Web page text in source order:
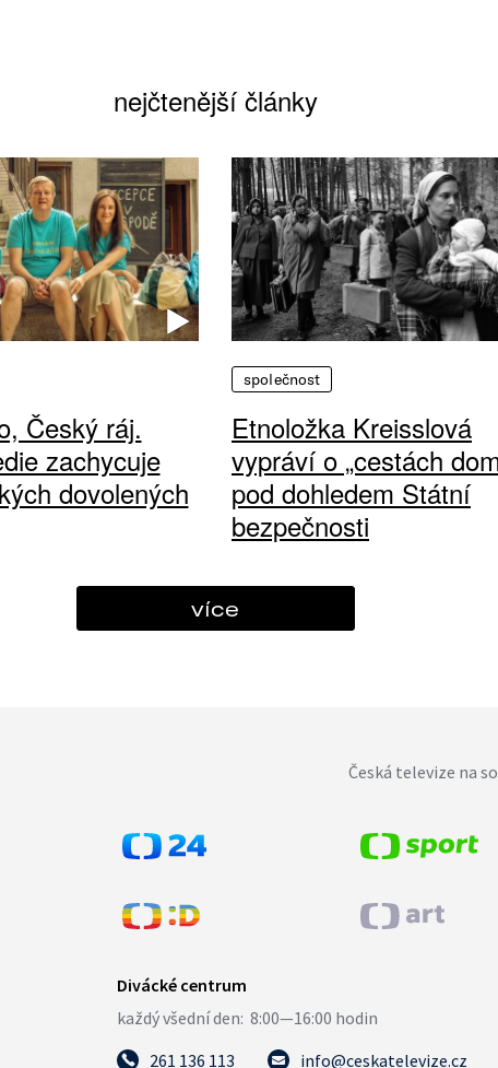
nejčtenější články
Český ráj.
zachycuje
dovolených
společnost
Etnoložka Kreisslová
vypráví o „cestách
pod dohledem Státní
bezpečnosti
více
Česká televize na
261 136 113 info@ceskatelevize.cz